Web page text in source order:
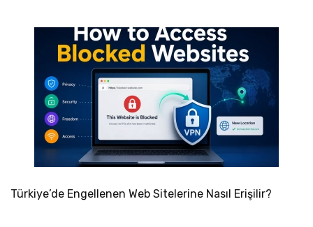
Türkiye’de Engellenen Web Sitelerine Nasıl Erişilir?